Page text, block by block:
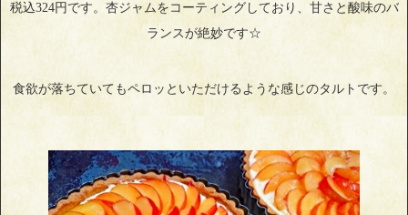
税込324円です。杏ジャムをコーティングしており、甘さと酸味のバ
ランスが絶妙です☆
食欲が落ちていてもペロッといただけるような感じのタルトです。